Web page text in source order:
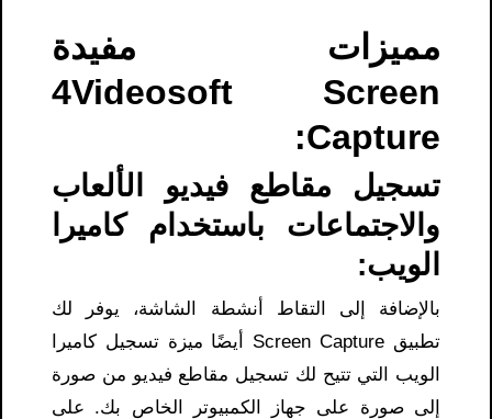
مميزات مفيدة
4Videosoft Screen
Capture:
تسجيل مقاطع فيديو الألعاب
والاجتماعات باستخدام كاميرا
الويب:
بالإضافة إلى التقاط أنشطة الشاشة، يوفر لك
تطبيق Screen Capture أيضًا ميزة تسجيل كاميرا
الويب التي تتيح لك تسجيل مقاطع فيديو من صورة
إلى صورة على جهاز الكمبيوتر الخاص بك. على